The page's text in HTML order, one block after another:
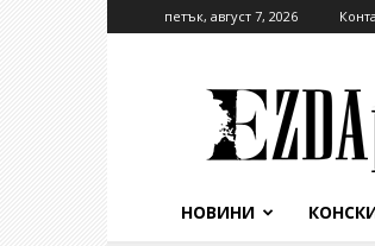
петък, август 7, 2026
НОВИНИ